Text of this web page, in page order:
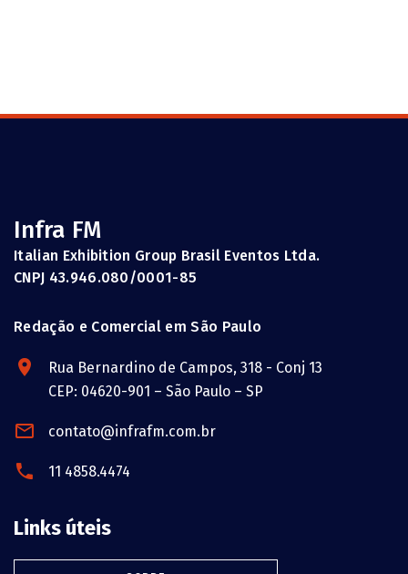
Infra FM
Italian Exhibition Group Brasil Eventos Ltda.
CNPJ 43.946.080/0001-85
Redação e Comercial em São Paulo
Rua Bernardino de Campos, 318 - Conj 13
CEP: 04620-901 – São Paulo – SP
contato@infrafm.com.br
11 4858.4474
Links úteis